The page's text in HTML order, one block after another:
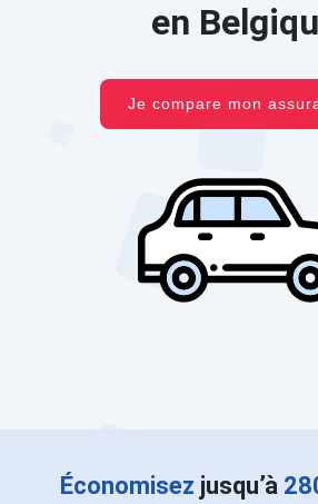
en
Je compare mon
Économisez jusqu’à